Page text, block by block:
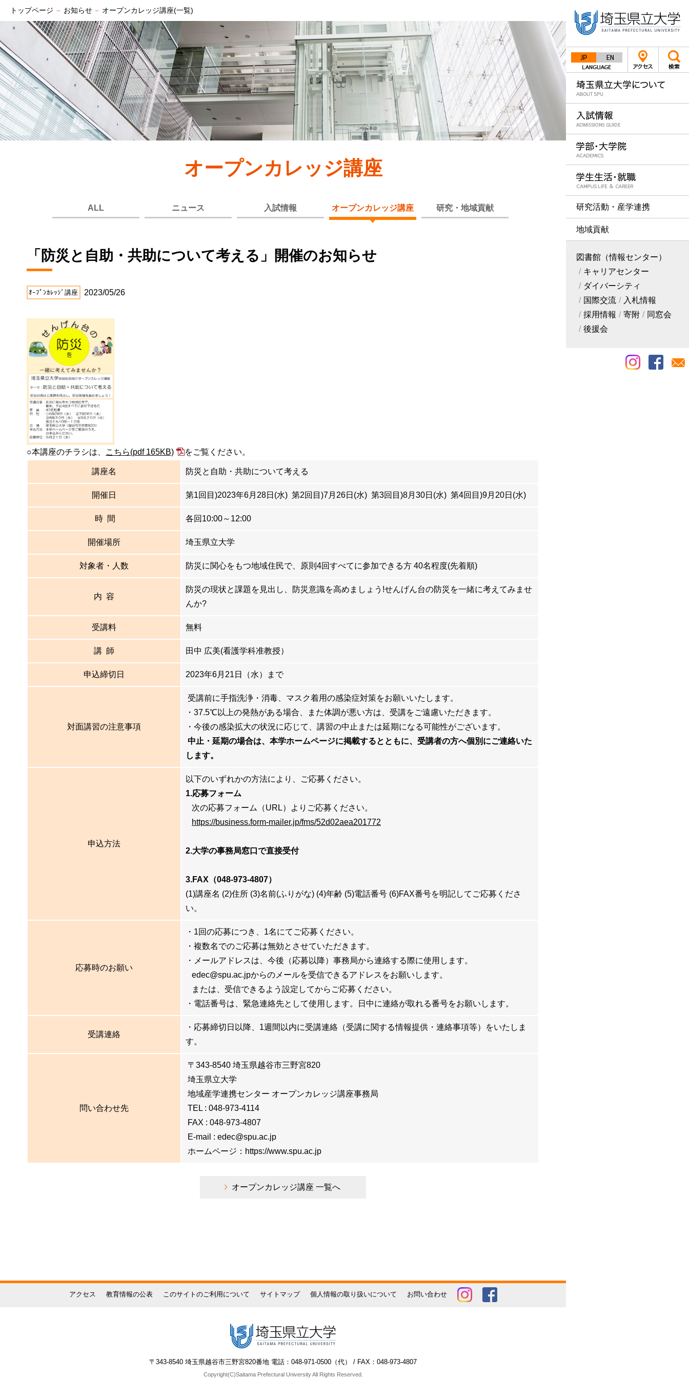
JapaneseEnglish
研究活動・産学連携
地域貢献
図書館（情報センター）
キャリアセンター
ダイバーシティ
国際交流
入札情報
採用情報
寄附
同窓会
後援会
トップページ － お知らせ － オープンカレッジ講座(一覧)
オープンカレッジ講座
ALL ニュース 入試情報 オープンカレッジ講座 研究・地域貢献
「防災と自助・共助について考える」開催のお知らせ
ｵｰﾌﾟﾝｶﾚｯｼﾞ講座 2023/05/26
○本講座のチラシは、 こちら(pdf 165KB) をご覧ください。
講座名 防災と自助・共助について考える
開催日 第1回目)2023年6月28日(水) 第2回目)7月26日(水) 第3回目)8月30日(水) 第4回目)9月20日(水)
時 間 各回10:00～12:00
開催場所 埼玉県立大学
対象者・人数 防災に関心をもつ地域住民で、原則4回すべてに参加できる方 40名程度(先着順)
内 容
防災の現状と課題を見出し、防災意識を高めましょう!せんげん台の防災を一緒に考えてみませ
んか?
受講料 無料
講 師 田中 広美(看護学科准教授）
申込締切日 2023年6月21日（水）まで
対面講習の注意事項
受講前に手指洗浄・消毒、マスク着用の感染症対策をお願いいたします。
・37.5℃以上の発熱がある場合、また体調が悪い方は、受講をご遠慮いただきます。
・今後の感染拡大の状況に応じて、講習の中止または延期になる可能性がございます。
中止・延期の場合は、本学ホームページに掲載するとともに、受講者の方へ個別にご連絡いた
します。
申込方法
以下のいずれかの方法により、ご応募ください。
1.応募フォーム
次の応募フォーム（URL）よりご応募ください。
https://business.form-mailer.jp/fms/52d02aea201772
2.大学の事務局窓口で直接受付
3.FAX（048-973-4807）
(1)講座名 (2)住所 (3)名前(ふりがな) (4)年齢 (5)電話番号 (6)FAX番号を明記してご応募くださ
い。
応募時のお願い
・1回の応募につき、1名にてご応募ください。
・複数名でのご応募は無効とさせていただきます。
・メールアドレスは、今後（応募以降）事務局から連絡する際に使用します。
edec@spu.ac.jpからのメールを受信できるアドレスをお願いします。
または、受信できるよう設定してからご応募ください。
・電話番号は、緊急連絡先として使用します。日中に連絡が取れる番号をお願いします。
受講連絡
・応募締切日以降、1週間以内に受講連絡（受講に関する情報提供・連絡事項等）をいたしま
す。
問い合わせ先
〒343-8540 埼玉県越谷市三野宮820
埼玉県立大学
地域産学連携センター オープンカレッジ講座事務局
TEL : 048-973-4114
FAX : 048-973-4807
E-mail : edec@spu.ac.jp
ホームページ：https://www.spu.ac.jp
オープンカレッジ講座 一覧へ
アクセス 教育情報の公表 このサイトのご利用について サイトマップ 個人情報の取り扱いについて お問い合わせ
〒343-8540 埼玉県越谷市三野宮820番地 電話：048-971-0500（代） / FAX：048-973-4807
Copyright(C)Saitama Prefectural University All Rights Reserved.